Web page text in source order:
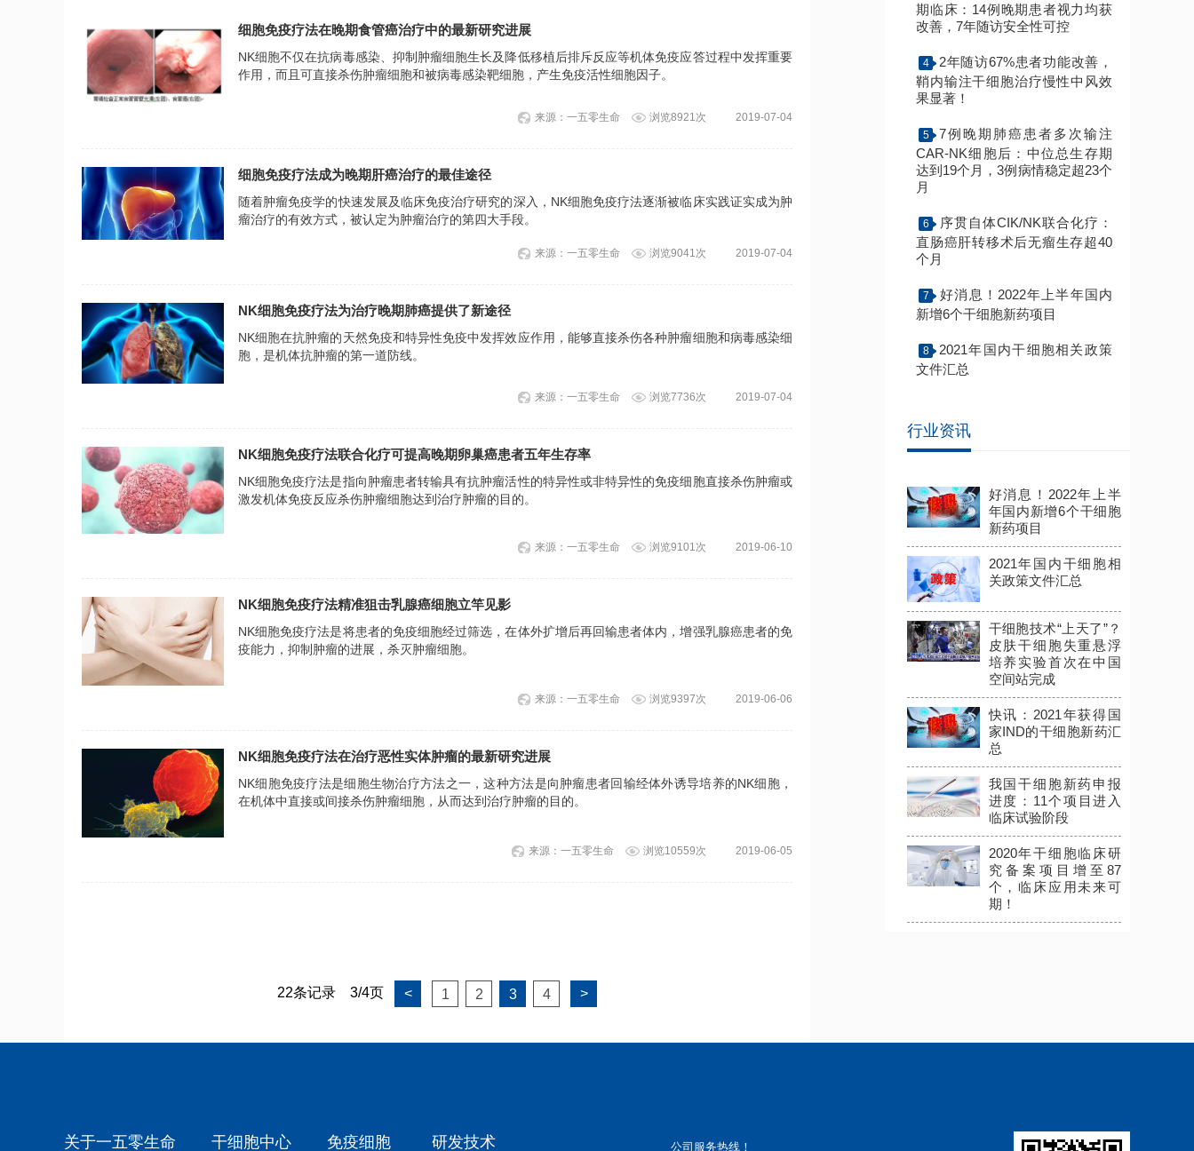
细胞免疫疗法在晚期食管癌治疗中的最新研究进展
NK细胞不仅在抗病毒感染、抑制肿瘤细胞生长及降低移植后排斥反应等机体免疫应答过程中发挥重要
作用，而且可直接杀伤肿瘤细胞和被病毒感染靶细胞，产生免疫活性细胞因子。
来源：一五零生命 浏览8921次 2019-07-04
细胞免疫疗法成为晚期肝癌治疗的最佳途径
随着肿瘤免疫学的快速发展及临床免疫治疗研究的深入，NK细胞免疫疗法逐渐被临床实践证实成为肿
瘤治疗的有效方式，被认定为肿瘤治疗的第四大手段。
来源：一五零生命 浏览9041次 2019-07-04
NK细胞免疫疗法为治疗晚期肺癌提供了新途径
NK细胞在抗肿瘤的天然免疫和特异性免疫中发挥效应作用，能够直接杀伤各种肿瘤细胞和病毒感染细
胞，是机体抗肿瘤的第一道防线。
来源：一五零生命 浏览7736次 2019-07-04
NK细胞免疫疗法联合化疗可提高晚期卵巢癌患者五年生存率
NK细胞免疫疗法是指向肿瘤患者转输具有抗肿瘤活性的特异性或非特异性的免疫细胞直接杀伤肿瘤或
激发机体免疫反应杀伤肿瘤细胞达到治疗肿瘤的目的。
来源：一五零生命 浏览9101次 2019-06-10
NK细胞免疫疗法精准狙击乳腺癌细胞立竿见影
NK细胞免疫疗法是将患者的免疫细胞经过筛选，在体外扩增后再回输患者体内，增强乳腺癌患者的免
疫能力，抑制肿瘤的进展，杀灭肿瘤细胞。
来源：一五零生命 浏览9397次 2019-06-06
NK细胞免疫疗法在治疗恶性实体肿瘤的最新研究进展
NK细胞免疫疗法是细胞生物治疗方法之一，这种方法是向肿瘤患者回输经体外诱导培养的NK细胞，
在机体中直接或间接杀伤肿瘤细胞，从而达到治疗肿瘤的目的。
来源：一五零生命 浏览10559次 2019-06-05
22条记录 3/4页 < 1 2 3 4 >
期临床：14例晚期患者视力均获
改善，7年随访安全性可控
4
2年随访67%患者功能改善，
鞘内输注干细胞治疗慢性中风效
果显著！
5
7例晚期肺癌患者多次输注
CAR-NK细胞后：中位总生存期
达到19个月，3例病情稳定超23个
月
6
序贯自体CIK/NK联合化疗：
直肠癌肝转移术后无瘤生存超40
个月
7
好消息！2022年上半年国内
新增6个干细胞新药项目
8
2021年国内干细胞相关政策
文件汇总
行业资讯
好消息！2022年上半
年国内新增6个干细胞
新药项目
2021年国内干细胞相
关政策文件汇总
干细胞技术“上天了”？
皮肤干细胞失重悬浮
培养实验首次在中国
空间站完成
快讯：2021年获得国
家IND的干细胞新药汇
总
我国干细胞新药申报
进度：11个项目进入
临床试验阶段
2020年干细胞临床研
究备案项目增至87
个，临床应用未来可
期！
关于一五零生命 干细胞中心 免疫细胞 研发技术 公司服务热线！